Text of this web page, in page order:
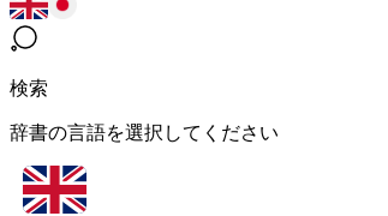
検索
辞書の言語を選択してください